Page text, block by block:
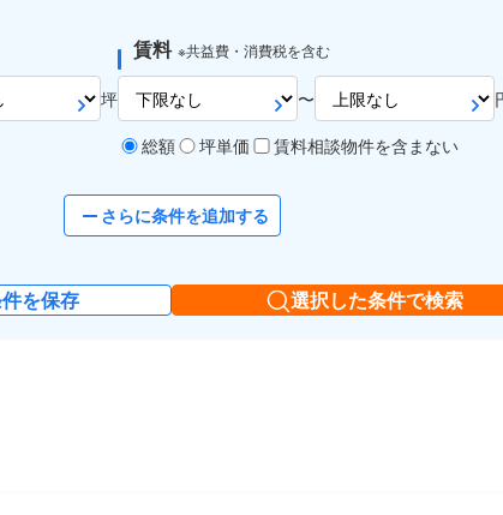
坪
賃料 ※共益費・消費税を含む
〜
総額
坪単価 賃料相談物件を含まない
さらに条件を追加する
を保存 選択した条件で検索